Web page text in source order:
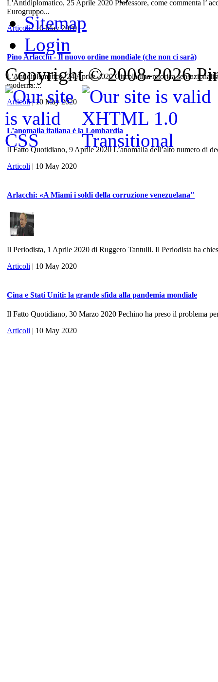
L'Antidiplomatico, 25 Aprile 2020 Professore, come commenta l’
Eurogruppo...
Articoli| 10 May 2020
Pino Arlacchi - Il nuovo ordine mondiale (che non ci sarà)
L'Antidiplomatico, 24 Aprile 2020 Circola una retorica
moderna:...
Articoli| 10 May 2020
L’anomalia italiana è la Lombardia
Il Fatto Quotidiano, 9 Aprile 2020 L’anomalia dell’alto numero di
Articoli | 10 May 2020
Arlacchi: «A Miami i soldi della corruzione venezuelana"
Il Periodista, 1 Aprile 2020 di Ruggero Tantulli. Il Periodista ha
Articoli | 10 May 2020
Cina e Stati Uniti: la grande sfida alla pandemia mondiale
Il Fatto Quotidiano, 30 Marzo 2020 Pechino ha preso il problema
Articoli | 10 May 2020
Sitemap
Login
Copyright © 2008-2026